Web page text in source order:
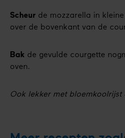
Scheur de mozzarella in
over de bovenkant van de
Bak de gevulde courgette
oven.
Ook lekker met bloemkoolrijst